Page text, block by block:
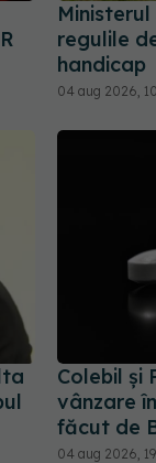
regulile
handicap
04 aug 2026,
Colebil și
vânzare
făcut de
04 aug 2026,